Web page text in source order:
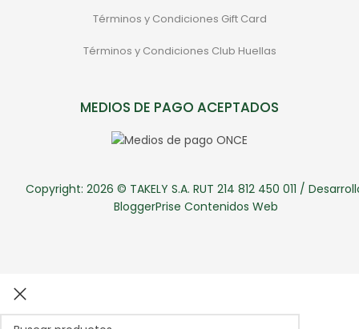
Términos y Condiciones Gift Card
Términos y Condiciones Club Huellas
MEDIOS DE PAGO ACEPTADOS
Copyright: 2026 © TAKELY S.A. RUT 214 812 450 011 /
BloggerPrise Contenidos Web